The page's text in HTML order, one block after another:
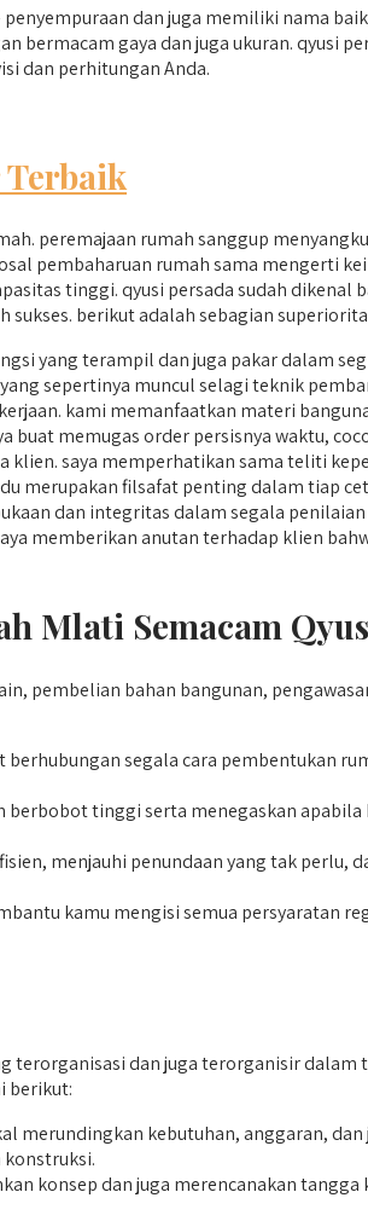
dan juga memiliki nama
gaya dan juga ukuran. qyusi
dan perhitungan Anda.
peremajaan rumah sanggup
pembaharuan rumah sama mengerti
tinggi. qyusi persada sudah
berikut adalah sebagian
yang terampil dan juga pakar dalam
sepertinya muncul selagi teknik
kami memanfaatkan materi
memugas order persisnya waktu,
klien. saya memperhatikan sama teliti
merupakan filsafat penting dalam tiap
dan integritas dalam segala
memberikan anutan terhadap klien
Mlati Semacam
pembelian bahan bangunan,
segala cara pembentukan
tinggi serta menegaskan
menjauhi penundaan yang tak perlu,
kamu mengisi semua persyaratan
dan juga terorganisir
berikut:
merundingkan kebutuhan, anggaran,
konsep dan juga merencanakan